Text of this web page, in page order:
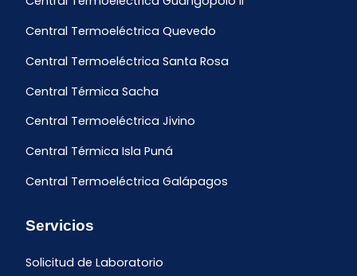
Central Termoeléctrica Quevedo
Central Termoeléctrica Santa Rosa
Central Térmica Sacha
Central Termoeléctrica Jivino
Central Térmica Isla Puná
Central Termoeléctrica Galápagos
Servicios
Solicitud de Laboratorio